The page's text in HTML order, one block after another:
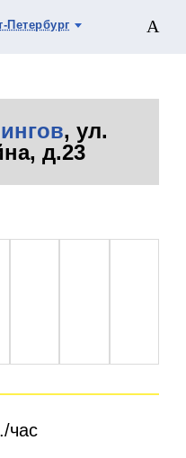
Петербург
, ул.
д.23
час